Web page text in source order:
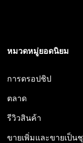
หมวดหมู่ยอดนิยม
การดรอปชิป
ตลาด
รีวิวสินค้า
ขายเพิ่มและขายเป็น